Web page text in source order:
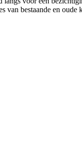
bestaande en